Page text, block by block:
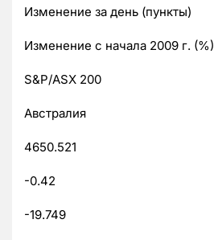
Изменение за день (пункты)
Изменение с начала 2009 г. (%)
S&P/ASX 200
Австралия
4650.521
-0.42
-19.749